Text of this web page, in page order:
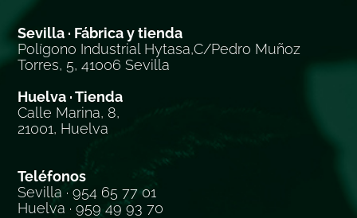
Sevilla · Fábrica y tienda
Polígono Industrial Hytasa,C/Pedro Muñoz
Torres, 5, 41006 Sevilla
Huelva · Tienda
Calle Marina, 8,
21001, Huelva
Teléfonos
Sevilla · 954 65 77 01
Huelva · 959 49 93 70